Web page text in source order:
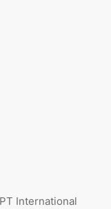
International